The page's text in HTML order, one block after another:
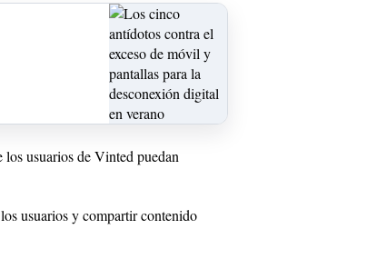
usuarios de Vinted puedan
usuarios y compartir contenido